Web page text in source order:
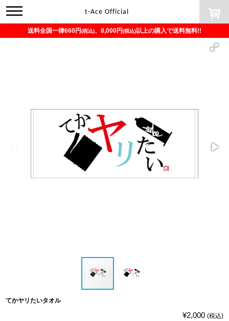
toggle
navigation
t-Ace Official
送料全国一律660円(税込)、8,000円(税込)以上の購入で送料無料!!
てかヤリたいタオル
¥2,000 (税込)